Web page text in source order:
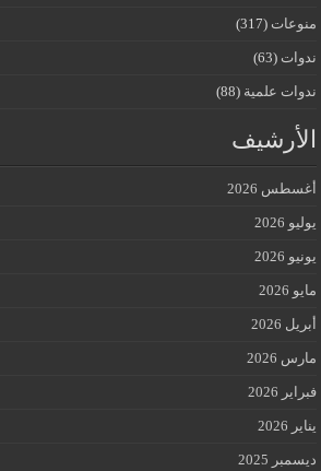
منوعات (317)
ندوات (63)
ندوات علمية (88)
الأرشيف
أغسطس 2026
يوليو 2026
يونيو 2026
مايو 2026
أبريل 2026
مارس 2026
فبراير 2026
يناير 2026
ديسمبر 2025